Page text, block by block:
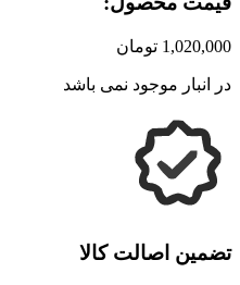
1,020,000 تومان
در انبار موجود نمی باشد
تضمین اصالت کالا